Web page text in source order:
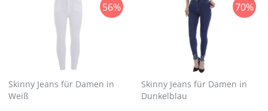
56%
Skinny Jeans für Damen in
Weiß
70%
Skinny Jeans für Damen in
Dunkelblau